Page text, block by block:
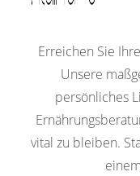
Erreichen Sie
Unsere
persönliches
vital zu bleiben.